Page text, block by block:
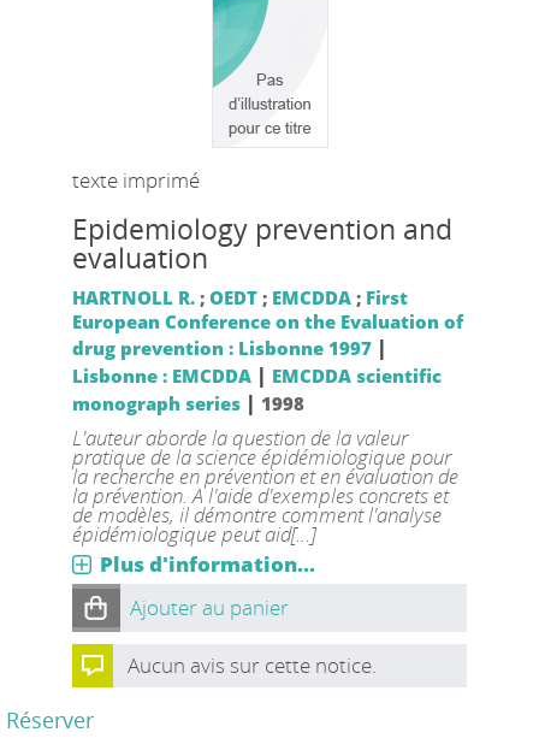
texte imprimé
Epidemiology prevention and
evaluation
HARTNOLL R.; OEDT; EMCDDA; First
European Conference on the Evaluation of
drug prevention : Lisbonne 1997 |
Lisbonne : EMCDDA| EMCDDA scientific
monograph series| 1998
L'auteur aborde la question de la valeur
pratique de la science épidémiologique pour
la recherche en prévention et en évaluation de
la prévention. A l'aide d'exemples concrets et
de modèles, il démontre comment l'analyse
épidémiologique peut aid[...]
Plus d'information...
Ajouter au panier
Aucun avis sur cette notice.
Réserver